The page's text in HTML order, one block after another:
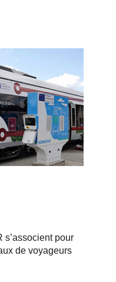
s’associent pour
de voyageurs